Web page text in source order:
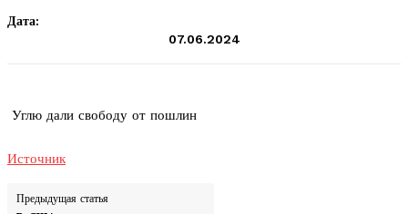
Дата:
07.06.2024
Углю дали свободу от пошлин
Источник
Предыдущая статья